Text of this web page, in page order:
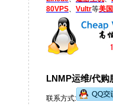
80VPS
Vultr等美
LNMP运维/代购
联系方式: